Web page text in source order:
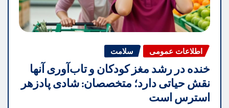
اطلاعات عمومی سلامت
خنده در رشد مغز کودکان و تاب‌آوری آنها
نقش حیاتی دارد؛ متخصصان: شادی پادزهر
استرس است